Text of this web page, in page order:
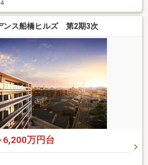
ンス船橋ヒルズ 第2期3次
万円台